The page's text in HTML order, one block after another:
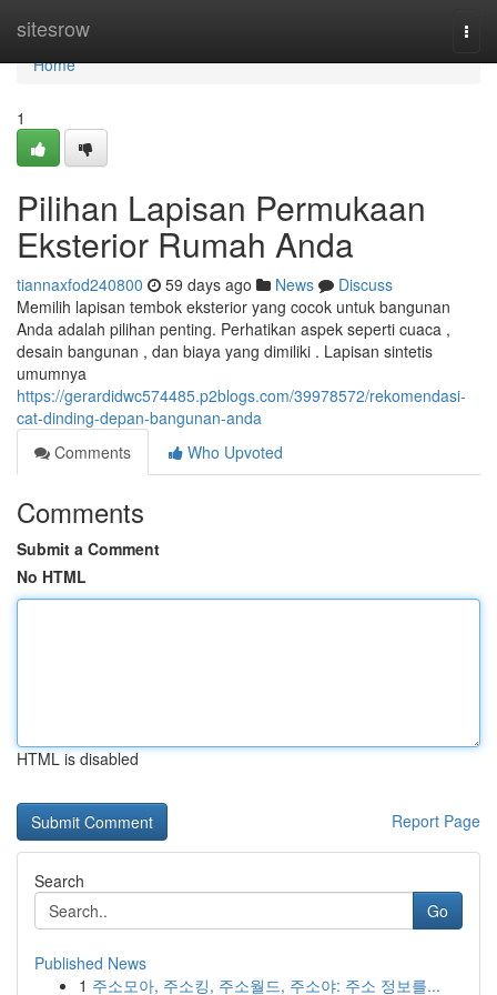
sitesrow
Home
Home
1
Pilihan Lapisan Permukaan
Eksterior Rumah Anda
tiannaxfod240800 59 days ago News
Discuss
Memilih lapisan tembok eksterior yang cocok untuk bangunan
Anda adalah pilihan penting. Perhatikan aspek seperti cuaca ,
desain bangunan , dan biaya yang dimiliki . Lapisan sintetis
umumnya
https://gerardidwc574485.p2blogs.com/39978572/rekomendasi-
cat-dinding-depan-bangunan-anda
Comments
Who Upvoted
Comments
Submit a Comment
No HTML
HTML is disabled
Report Page
Search
Go
Published News
1 주소모아, 주소킹, 주소월드, 주소야: 주소 정보를...